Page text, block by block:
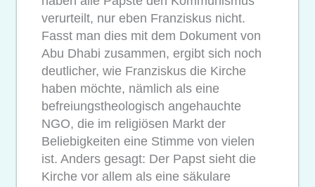
verurteilt, nur eben Franziskus nicht.
Fasst man dies mit dem Dokument von
Abu Dhabi zusammen, ergibt sich noch
deutlicher, wie Franziskus die Kirche
haben möchte, nämlich als eine
befreiungstheologisch angehauchte
NGO, die im religiösen Markt der
Beliebigkeiten eine Stimme von vielen
ist. Anders gesagt: Der Papst sieht die
Kirche vor allem als eine säkulare